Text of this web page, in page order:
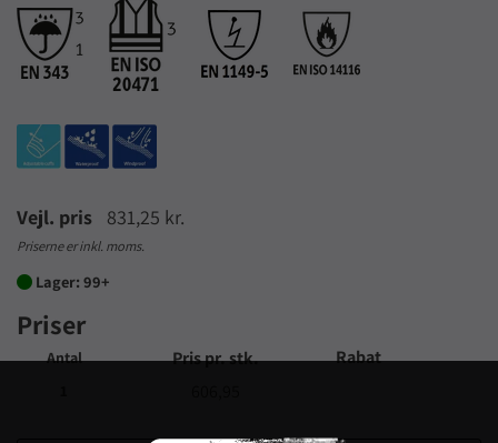
Vejl. pris 831,25 kr.
Priserne er inkl. moms.
 Lager: 99+
Priser
Antal Pris pr. stk. Rabat